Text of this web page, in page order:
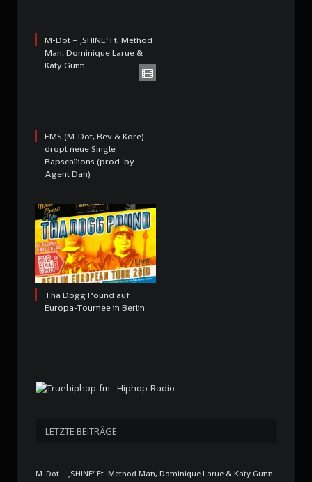
M-Dot – ‚SHINE‘ Ft. Method
Man, Dominique Larue &
Katy Gunn
EMS (M-Dot, Rev & Kore)
dropt neue Single
Rapscallions (prod. by
Agent Dan)
Tha Dogg Pound auf
Europa-Tournee in Berlin
LETZTE BEITRÄGE
M-Dot – ‚SHINE‘ Ft. Method Man, Dominique Larue & Katy Gunn